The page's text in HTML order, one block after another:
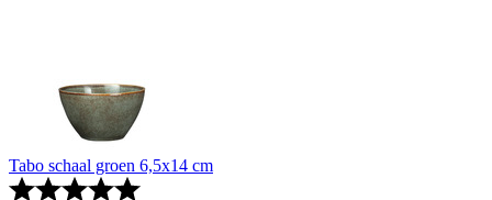
Tabo schaal groen 6,5x14 cm